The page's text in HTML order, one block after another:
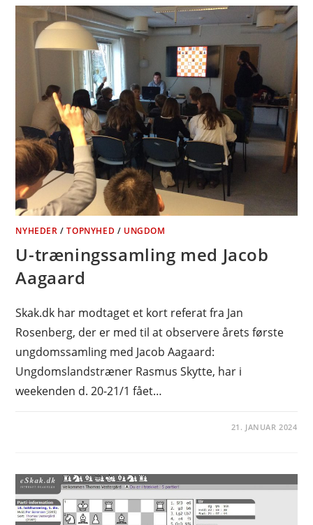
NYHEDER /TOPNYHED / UNGDOM
U-træningssamling med Jacob
Aagaard
Skak.dk har modtaget et kort referat fra Jan
Rosenberg, der er med til at observere årets første
ungdomssamling med Jacob Aagaard:
Ungdomslandstræner Rasmus Skytte, har i
weekenden d. 20-21/1 fået…
21. JANUAR 2024